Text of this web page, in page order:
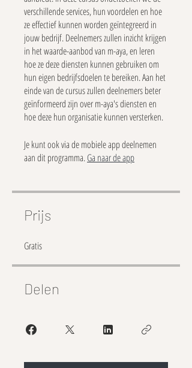
verschillende services, hun voordelen en hoe
ze effectief kunnen worden geïntegreerd in
jouw bedrijf. Deelnemers zullen inzicht krijgen
in het waarde-aanbod van m-aya, en leren
hoe ze deze diensten kunnen gebruiken om
hun eigen bedrijfsdoelen te bereiken. Aan het
einde van de cursus zullen deelnemers beter
geïnformeerd zijn over m-aya's diensten en
hoe deze hun organisatie kunnen versterken.
Je kunt ook via de mobiele app deelnemen
aan dit programma.Ga naar de app
Prijs
Gratis
Delen